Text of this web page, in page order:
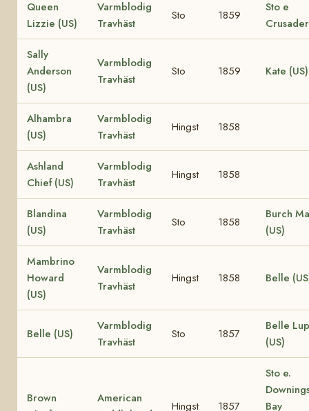
Queen
Lizzie (US)
Varmblodig
Travhäst
Sto 1859
Sto e
Sally
Anderson
(US)
Varmblodig
Travhäst
Sto 1859 Kate (US)
Alhambra
(US)
Varmblodig
Travhäst
Hingst 1858
Ashland
Chief (US)
Varmblodig
Travhäst
Hingst 1858
Blandina
(US)
Varmblodig
Travhäst
Sto 1858
Burch
(US)
Mambrino
Howard
(US)
Varmblodig
Travhäst
Hingst 1858 Belle
Belle (US)
Varmblodig
Travhäst
Sto 1857
Belle
(US)
Brown
American
Hingst 1857
Sto e.
Bay